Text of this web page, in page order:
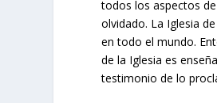
todos los aspectos
olvidado. La Iglesia
en todo el mundo.
de la Iglesia es
testimonio de lo